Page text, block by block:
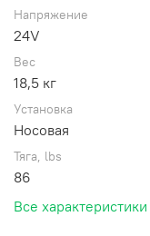
Напряжение
24V
Вес
18,5 кг
Установка
Носовая
Тяга, lbs
86
Все характеристики